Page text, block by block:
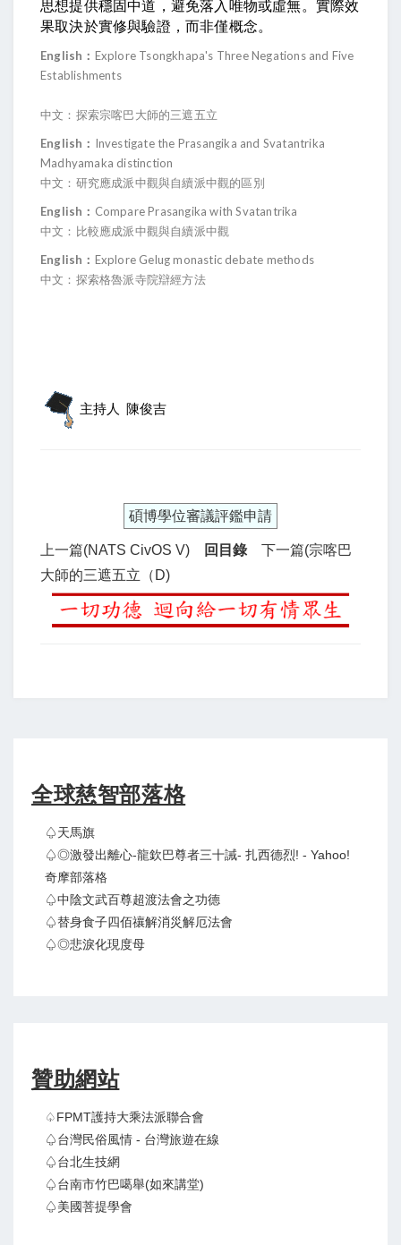
思想提供穩固中道，避免落入唯物或虛無。實際效
果取決於實修與驗證，而非僅概念。
English： Explore Tsongkhapa's Three Negations and Five
Establishments
中文：探索宗喀巴大師的三遮五立
English ： Investigate the Prasangika and Svatantrika
Madhyamaka distinction
中文：研究應成派中觀與自續派中觀的區別
English ： Compare Prasangika with Svatantrika
中文：比較應成派中觀與自續派中觀
English ： Explore Gelug monastic debate methods
中文：探索格魯派寺院辯經方法
主持人 陳俊吉
碩博學位審議評鑑申請
上一篇(NATS CivOS V) 回目錄
下一篇(宗喀巴
大師的三遮五立（d)
全球慈智部落格
♤天馬旗
♤◎激發出離心-龍欽巴尊者三十誡- 扎西德烈! - Yahoo!
奇摩部落格
♤中陰文武百尊超渡法會之功德
♤替身食子四佰禳解消災解厄法會
♤◎悲淚化現度母
贊助網站
♤FPMT護持大乘法派聯合會
♤台灣民俗風情 - 台灣旅遊在線
♤台北生技網
♤台南市竹巴噶舉(如來講堂)
♤美國菩提學會